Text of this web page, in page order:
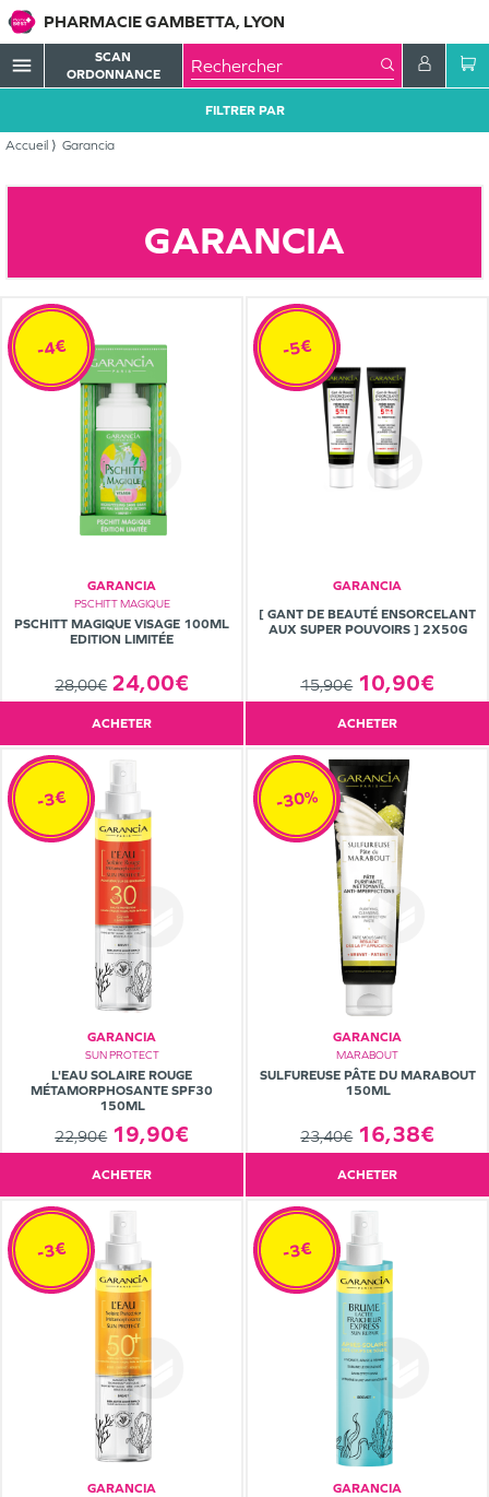
PHARMACIE GAMBETTA, LYON
menu
SCAN
ORDONNANCE
Accueil Garancia
FILTRER PAR
GARANCIA
GARANCIA
PSCHITT MAGIQUE
PSCHITT MAGIQUE VISAGE 100ML
EDITION LIMITÉE
28,00€ 24,00€
-4€
ACHETER
GARANCIA
[ GANT DE BEAUTÉ ENSORCELANT
AUX SUPER POUVOIRS ] 2X50G
15,90€ 10,90€
-5€
ACHETER
GARANCIA
SUN PROTECT
L'EAU SOLAIRE ROUGE
MÉTAMORPHOSANTE SPF30
150ML
22,90€ 19,90€
-3€
ACHETER
GARANCIA
MARABOUT
SULFUREUSE PÂTE DU MARABOUT
150ML
23,40€ 16,38€
-30%
ACHETER
GARANCIA
-3€
GARANCIA
-3€